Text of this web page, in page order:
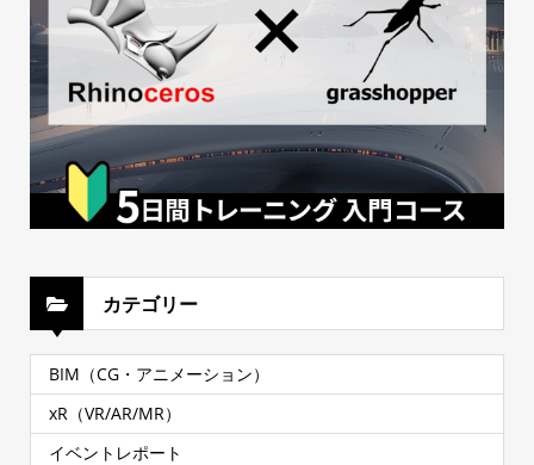
カテゴリー
BIM（CG・アニメーション）
xR（VR/AR/MR）
イベントレポート